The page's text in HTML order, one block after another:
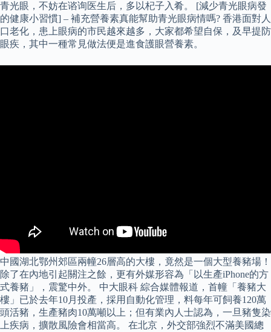
青光眼，不妨在谘询医生后，多以杞子入肴。 [減少青光眼病發
的健康小習慣] – 補充營養素真能幫助青光眼病情嗎? 香港面對人
口老化，患上眼病的市民越來越多，大家都希望自保，及早提防
眼疾，其中一種常見做法便是進食護眼營養素。
中國湖北鄂州郊區兩幢26層高的大樓，竟然是一個大型養豬場！
除了在內地引起關注之餘，更有外媒形容為「以生產iPhone的方
式養豬」，震驚中外。 中大眼科 綜合媒體報道，首幢「養豬大
樓」已於去年10月投產，採用自動化管理，料每年可飼養120萬
頭活豬，生產豬肉10萬噸以上；但有業內人士認為，一旦豬隻染
上疾病，擴散風險會相當高。 在北京，外交部強烈不滿美國總